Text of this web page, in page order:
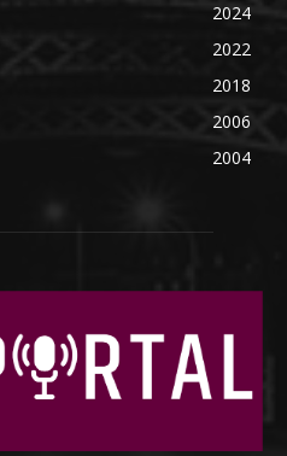
2024
2022
2018
2006
2004